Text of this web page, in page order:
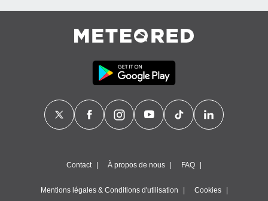
Contact À propos de nous FAQ
Mentions légales & Conditions d'utilisation Cookies